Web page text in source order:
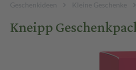
Geschenkideen Kleine Geschenke
Kneipp